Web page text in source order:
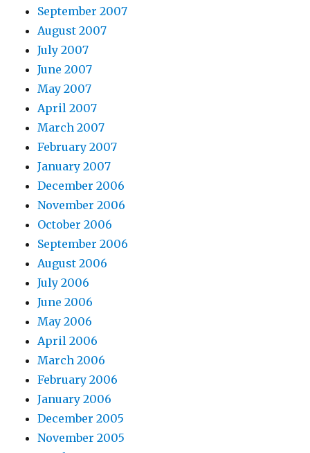
September 2007
August 2007
July 2007
June 2007
May 2007
April 2007
March 2007
February 2007
January 2007
December 2006
November 2006
October 2006
September 2006
August 2006
July 2006
June 2006
May 2006
April 2006
March 2006
February 2006
January 2006
December 2005
November 2005